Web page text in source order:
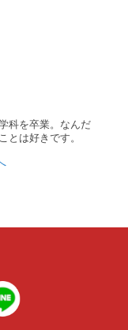
科を卒業。なんだ
とは好きです。